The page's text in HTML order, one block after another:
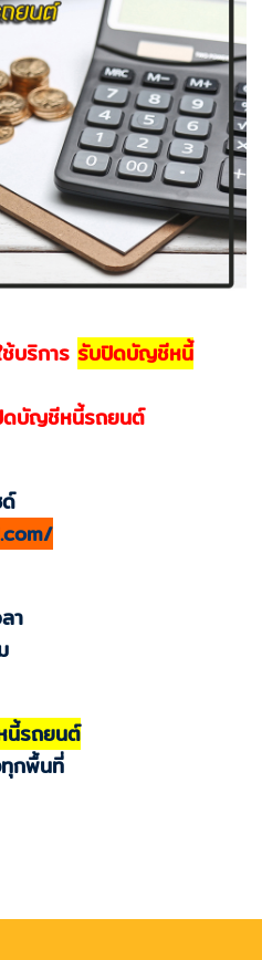
บริการรับปิดบัญชีหนี้
ดบัญชีหนี้รถยนต์
า
นี้รถยนต์
ทุกพื้นที่